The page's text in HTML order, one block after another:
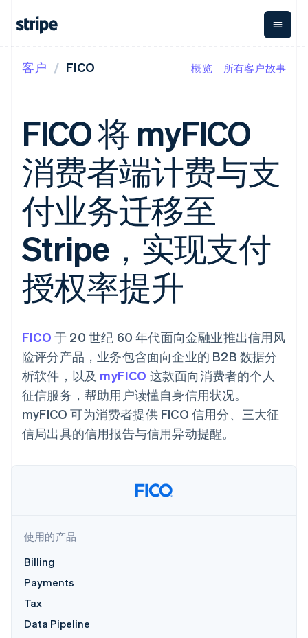
支付
在线支付
Payment links
无代码支付
Checkout
预构建支付界
面
Elements
灵活的 UI 组件
支持 125 种以
上
Terminal
线下支付
Authorization
化
Link
加速结账
Metronome
按用量计费
Subscriptions
订阅管理
Invoicing
一次性或定期
账单
销售税和增值
税自动化
Revenue
Recognition
会计自动化
Data Pipeline
数据同步
资金管
Global
Payouts
向第三
方打款
Crypto
发卡基
础设施
平台
更多
Product roadmap
了解未来规划
Radar
Climate
碳移除
Stripe Sessions 2026
按应用场景
智能体商务
加密货币
电子商务
嵌入式金融
财务自动化
全球化企业
应用内支付
交易市场
资金管理
平台
按行业
AI 企业
创作者经济
游戏
酒店、旅游与休闲
媒体与娱乐
专业服务
公共部门
库与 SDK
Stripe Apps
指南
接受线上付款
实施预置结账流程
构建平台或交易市场
管理订阅
提供按用量计费
发行稳定币支持的支付卡
通过智能体配置和管理服
务
资源
应用集成
代码示例
开发者博客
API 状态
指南
支持
获取支持
托管支持方案
专业服务
公司
招聘
资讯中心
Stripe Press
联系
联系销售
客户 FICO 概览 所有客户故事
FICO 将 myFICO
消费者端计费与支
付业务迁移至
Stripe，实现支付
授权率提升
FICO 于 20 世纪 60 年代面向金融业推出信用风
险评分产品，业务包含面向企业的 B2B 数据分
析软件，以及 myFICO 这款面向消费者的个人
征信服务，帮助用户读懂自身信用状况。
myFICO 可为消费者提供 FICO 信用分、三大征
信局出具的信用报告与信用异动提醒。
使用的产品
Billing
Payments
Tax
Data Pipeline